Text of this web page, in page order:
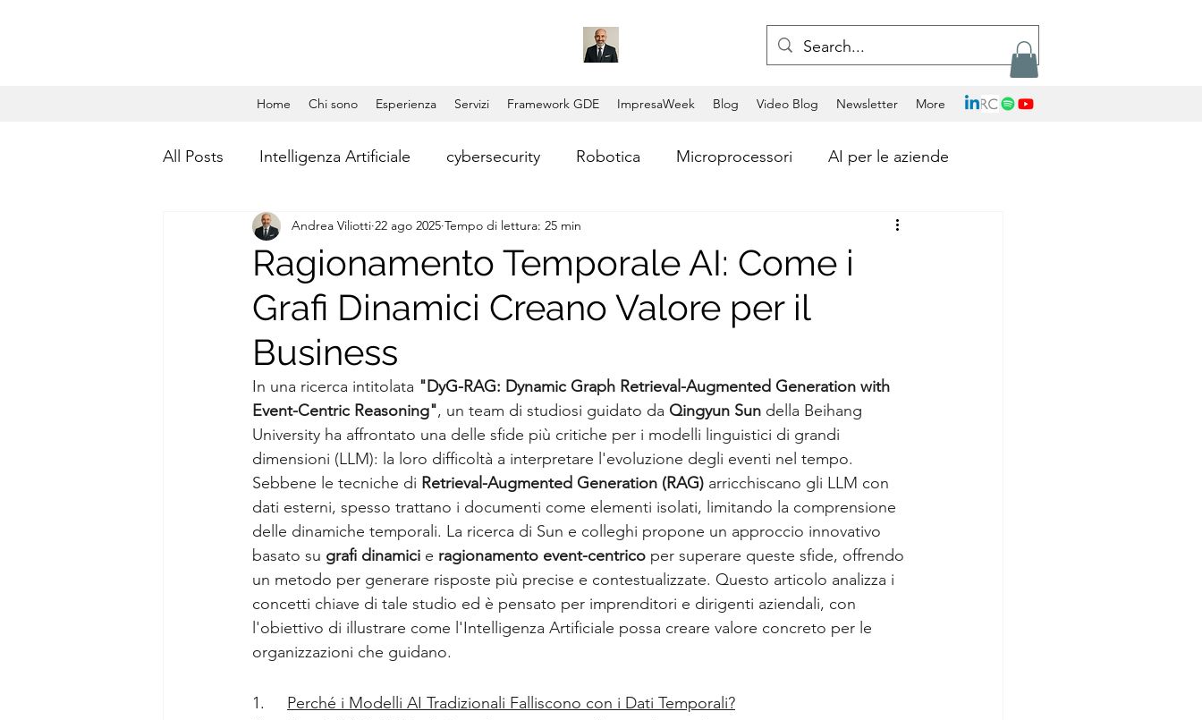
Home Chi sono Esperienza Servizi Framework GDE ImpresaWeek Blog Video Blog Newsletter More
All Posts Intelligenza Artificiale cybersecurity Robotica Microprocessori AI per le aziende
Gestione Aziendale Dati Consulente aziendale Calcolo Exascale
Social Media Management Video AI Lead Generation Consulenza AI
Calcolo quantistico Quantum Computing
Analisi sociali Comunicazione social Industry 5.0 Rassegna Stampa AI ImpresaWeek
Ragionamento Temporale AI: Come i
Grafi Dinamici Creano Valore per il
Business
Andrea Viliotti 22 ago 2025 Tempo di lettura: 25 min
In una ricerca intitolata "DyG-RAG: Dynamic Graph Retrieval-Augmented Generation with
Event-Centric Reasoning", un team di studiosi guidato da Qingyun Sun della Beihang
University ha affrontato una delle sfide più critiche per i modelli linguistici di grandi
dimensioni (LLM): la loro difficoltà a interpretare l'evoluzione degli eventi nel tempo.
Sebbene le tecniche di Retrieval-Augmented Generation (RAG) arricchiscano gli LLM con
dati esterni, spesso trattano i documenti come elementi isolati, limitando la comprensione
delle dinamiche temporali. La ricerca di Sun e colleghi propone un approccio innovativo
basato su grafi dinamici e ragionamento event-centrico per superare queste sfide, offrendo
un metodo per generare risposte più precise e contestualizzate. Questo articolo analizza i
concetti chiave di tale studio ed è pensato per imprenditori e dirigenti aziendali, con
l'obiettivo di illustrare come l'Intelligenza Artificiale possa creare valore concreto per le
organizzazioni che guidano.
1. Perché i Modelli AI Tradizionali Falliscono con i Dati Temporali?